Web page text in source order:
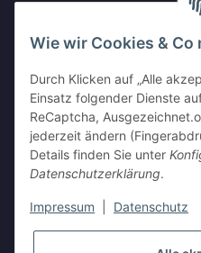
Widerrufsbutton
17.604
von
Wie wir Cookies & Co
Durch Klicken auf „Alle
Einsatz folgender Dienste
ReCaptcha,
jederzeit ändern
Details finden Sie unter
Datenschutzerklärung.
Impressum Datenschutz